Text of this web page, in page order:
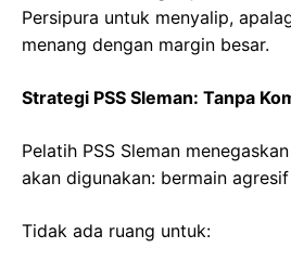
Persipura untuk menyalip,
menang dengan margin besar.
Strategi PSS Sleman: Tanpa
Pelatih PSS Sleman
akan digunakan: bermain
Tidak ada ruang untuk: